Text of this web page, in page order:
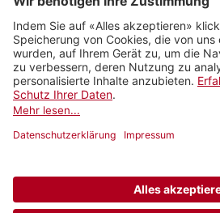
Instagram TikTok
Gigmit Stagend